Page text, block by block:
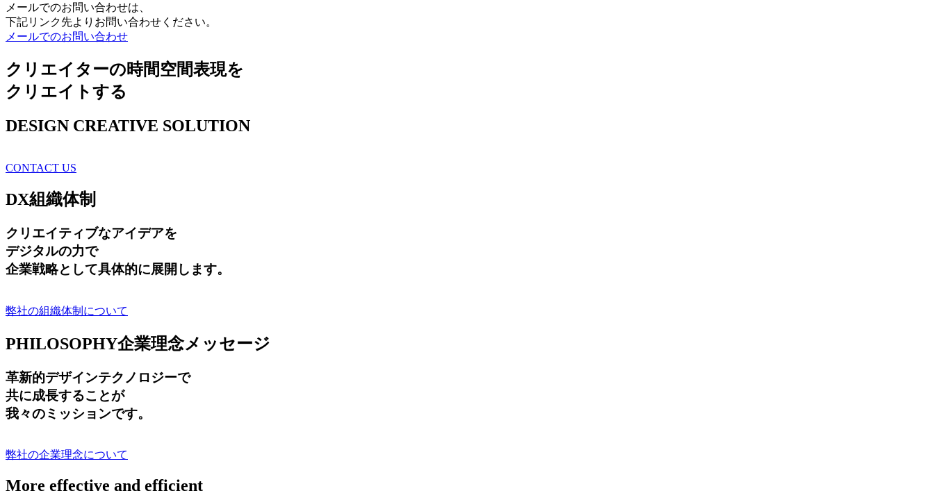
メールでのお問い合わせは、
下記リンク先よりお問い合わせください。
メールでのお問い合わせ
クリエイターの時間空間表現を
クリエイトする
DESIGN CREATIVE SOLUTION
CONTACT US
DX組織体制
クリエイティブなアイデアを
デジタルの力で
企業戦略として具体的に展開します。
弊社の組織体制について
PHILOSOPHY企業理念メッセージ
革新的デザインテクノロジーで
共に成長することが
我々のミッションです。
弊社の企業理念について
More effective and efficient